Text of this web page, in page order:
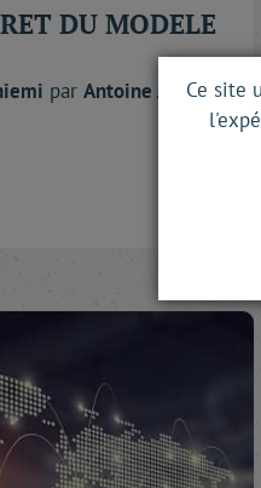
DU MODELE
par Antoine JacobCe site